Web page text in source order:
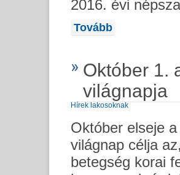
2016. évi
Tovább
Október 1.
világnapja
Hírek lakosoknak
Október elseje
világnap célja
betegség korai